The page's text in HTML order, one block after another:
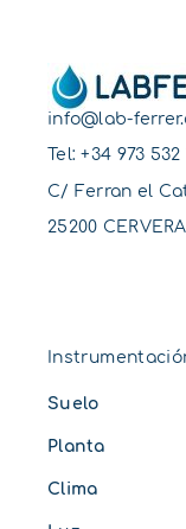
info@lab-
Tel:+34 973 532
C/ Ferran el
25200 CERVERA
Suelo
Planta
Clima